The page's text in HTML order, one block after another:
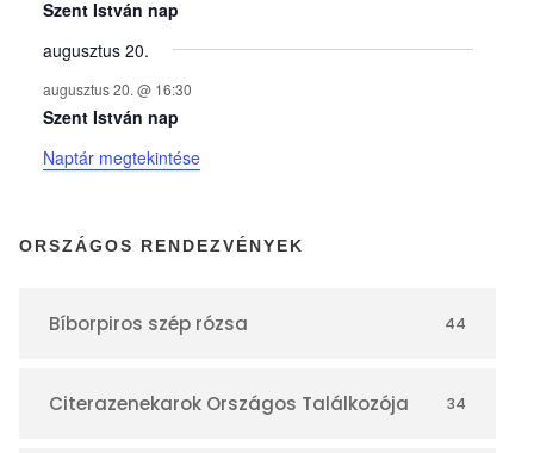
y
e
k
n
a
Szent István nap
augusztus 20.
augusztus 20. @ 16:30
Szent István nap
Naptár megtekintése
ORSZÁGOS RENDEZVÉNYEK
Bíborpiros szép rózsa 44
Citerazenekarok Országos Találkozója 34